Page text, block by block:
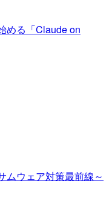
める「Claude on
ムウェア対策最前線～